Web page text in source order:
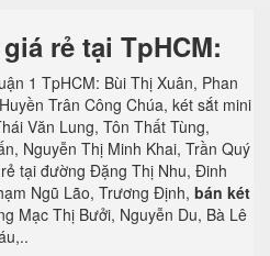
rẻ tại TpHCM:
1 TpHCM: Bùi Thị Xuân, Phan
Trân Công Chúa, két sắt mini
Văn Lung, Tôn Thất Tùng,
Nguyễn Thị Minh Khai, Trần Quý
tại đường Đặng Thị Nhu, Đinh
Ngũ Lão, Trương Định, bán két
Mạc Thị Bưởi, Nguyễn Du, Bà Lê